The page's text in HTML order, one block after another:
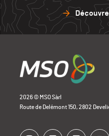
2026 © MSO Sàrl
Route de Delémont 150, 2802